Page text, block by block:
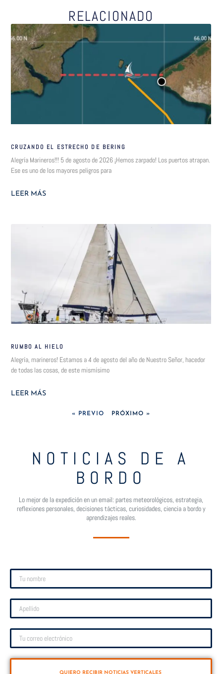
RELACIONADO
CRUZANDO EL ESTRECHO DE BERING
Alegría Marineros!!! 5 de agosto de 2026 ¡Hemos zarpado! Los puertos atrapan.
Ese es uno de los mayores peligros para
LEER MÁS
RUMBO AL HIELO
Alegría, marineros! Estamos a 4 de agosto del año de Nuestro Señor, hacedor
de todas las cosas, de este mismísimo
LEER MÁS
« PREVIO PRÓXIMO »
NOTICIAS DE A
BORDO
Lo mejor de la expedición en un email: partes meteorológicos, estrategia,
reflexiones personales, decisiones tácticas, curiosidades, ciencia a bordo y
aprendizajes reales.
QUIERO RECIBIR NOTICIAS VERTICALES